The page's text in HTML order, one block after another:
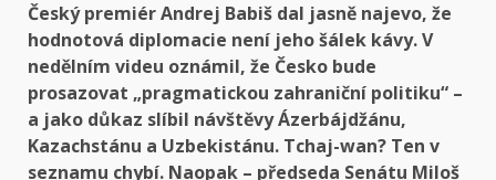
Český premiér Andrej Babiš dal jasně najevo, že
hodnotová diplomacie není jeho šálek kávy. V
nedělním videu oznámil, že Česko bude
prosazovat „pragmatickou zahraniční politiku“ –
a jako důkaz slíbil návštěvy Ázerbájdžánu,
Kazachstánu a Uzbekistánu. Tchaj-wan? Ten v
seznamu chybí. Naopak – předseda Senátu Miloš